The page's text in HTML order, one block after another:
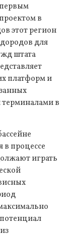
в
этот регион
для
штата
платформ и
терминалами в
в процессе
играть